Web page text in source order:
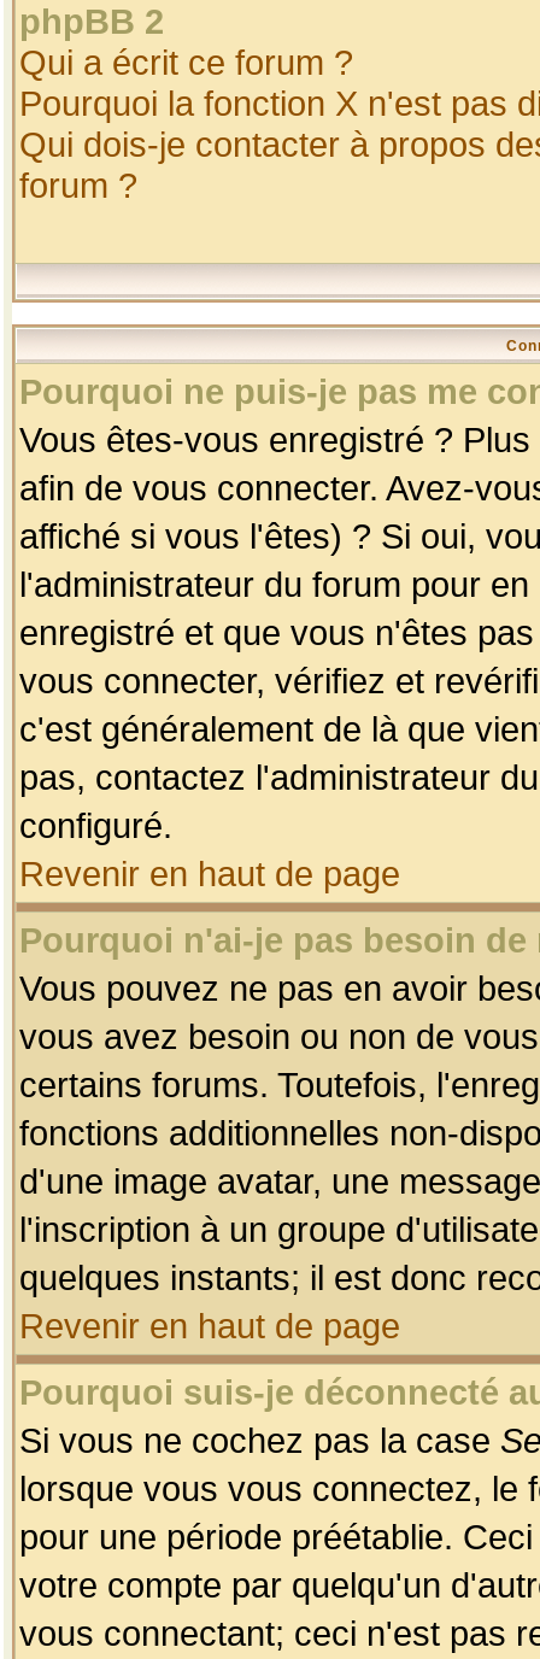
phpBB 2
Qui a écrit ce forum ?
Pourquoi la fonction X n'est pas
Qui dois-je contacter à propos
forum ?
Pourquoi ne puis-je pas me
Vous êtes-vous enregistré ?
afin de vous connecter. Avez-
affiché si vous l'êtes) ? Si oui,
l'administrateur du forum pour
enregistré et que vous n'êtes
vous connecter, vérifiez et
c'est généralement de là que
pas, contactez l'administrateur
configuré.
Revenir en haut de page
Pourquoi n'ai-je pas besoin
Vous pouvez ne pas en avoir
vous avez besoin ou non de
certains forums. Toutefois,
fonctions additionnelles non-
d'une image avatar, une
l'inscription à un groupe
quelques instants; il est donc
Revenir en haut de page
Pourquoi suis-je déconnecté
Si vous ne cochez pas la case
lorsque vous vous connectez, le
pour une période préétablie.
votre compte par quelqu'un
vous connectant; ceci n'est pas